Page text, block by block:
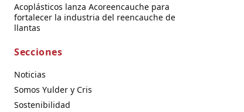
Acoplásticos lanza Acoreencauche para
fortalecer la industria del reencauche de
llantas
Secciones
Noticias
Somos Yulder y Cris
Sostenibilidad